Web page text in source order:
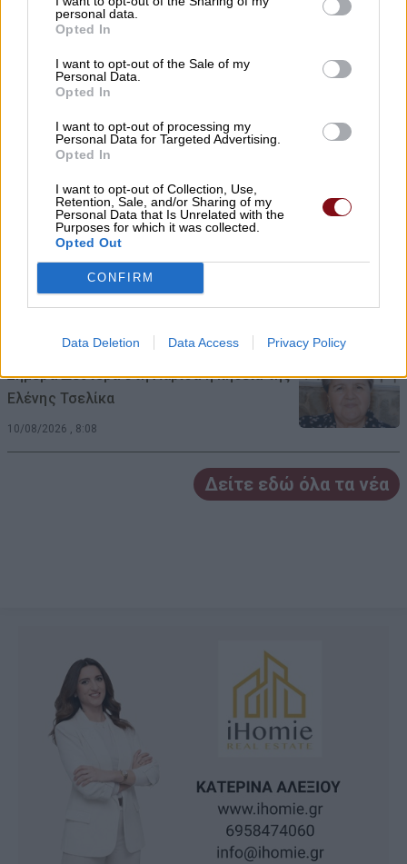
personal data.
Opted In
I want to opt-out of the Sale of my
Personal Data.
Opted In
I want to opt-out of processing my
Personal Data for Targeted Advertising.
Opted In
I want to opt-out of Collection, Use,
Retention, Sale, and/or Sharing of my
Personal Data that Is Unrelated with the
Purposes for which it was collected.
Opted Out
CONFIRM
Data Deletion Data Access Privacy Policy
Μουσιάρης»
Κλειστά από σήμερα το Μανάβικο «Από το
χωράφι στο ράφι» στον Αμπελώνα
10/08/2026 , 8:42
Πέθανε ο σπουδαίος ηθοποιός Νίκος
Καλογερόπουλος σε ηλικία 74 ετών
10/08/2026 , 8:15
Σήμερα Δευτέρα στη Λάρισα η κηδεία της
Ελένης Τσελίκα
10/08/2026 , 8:08
Δείτε εδώ όλα τα νέα